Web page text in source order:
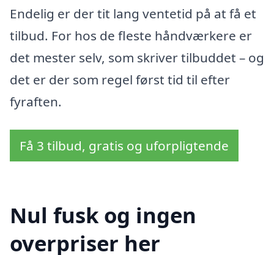
Endelig er der tit lang ventetid på at få et
tilbud. For hos de fleste håndværkere er
det mester selv, som skriver tilbuddet – og
det er der som regel først tid til efter
fyraften.
Få 3 tilbud, gratis og uforpligtende
Nul fusk og ingen
overpriser her